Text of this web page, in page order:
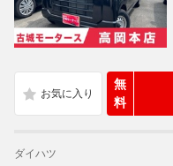
無
料
ダイハツ